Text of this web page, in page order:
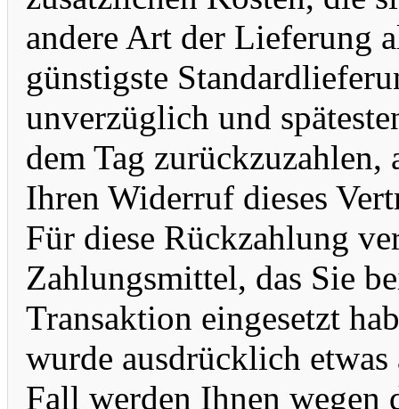
andere Art der Lieferung
günstigste
unverzüglich und
dem Tag
Ihren Widerruf dieses
Für diese Rückzahlung
Zahlungsmittel, das Sie
Transaktion eingesetzt
wurde ausdrücklich
Fall werden Ihnen wegen